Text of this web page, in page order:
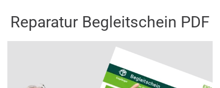
Reparatur Begleitschein PDF